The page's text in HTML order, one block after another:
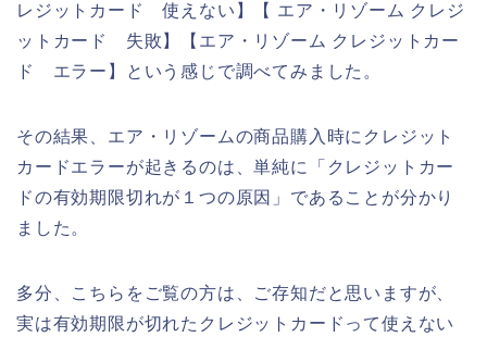
レジットカード 使えない】【 エア・リゾーム クレジ
ットカード 失敗】【エア・リゾーム クレジットカー
ド エラー】という感じで調べてみました。
その結果、エア・リゾームの商品購入時にクレジット
カードエラーが起きるのは、単純に「クレジットカー
ドの有効期限切れが１つの原因」であることが分かり
ました。
多分、こちらをご覧の方は、ご存知だと思いますが、
実は有効期限が切れたクレジットカードって使えない